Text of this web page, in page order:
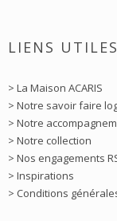
LIENS UTILES
> La Maison ACARIS
> Notre savoir faire
> Notre
> Notre collection
> Nos engagements
> Inspirations
> Conditions